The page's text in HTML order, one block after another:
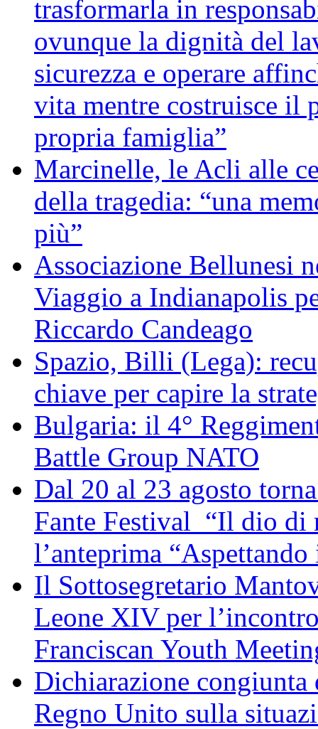
trasformarla in
ovunque la dignità del
sicurezza e operare
vita mentre costruisce il
propria famiglia”
Marcinelle, le Acli alle
della tragedia: “una
più”
Associazione Bellunesi
Viaggio a Indianapolis
Riccardo Candeago
Spazio, Billi (Lega):
chiave per capire la
Bulgaria: il 4°
Battle Group NATO
Dal 20 al 23 agosto
Fante Festival “Il dio di
l’anteprima
Il Sottosegretario
Leone XIV per
Franciscan Youth
Dichiarazione
Regno Unito sulla